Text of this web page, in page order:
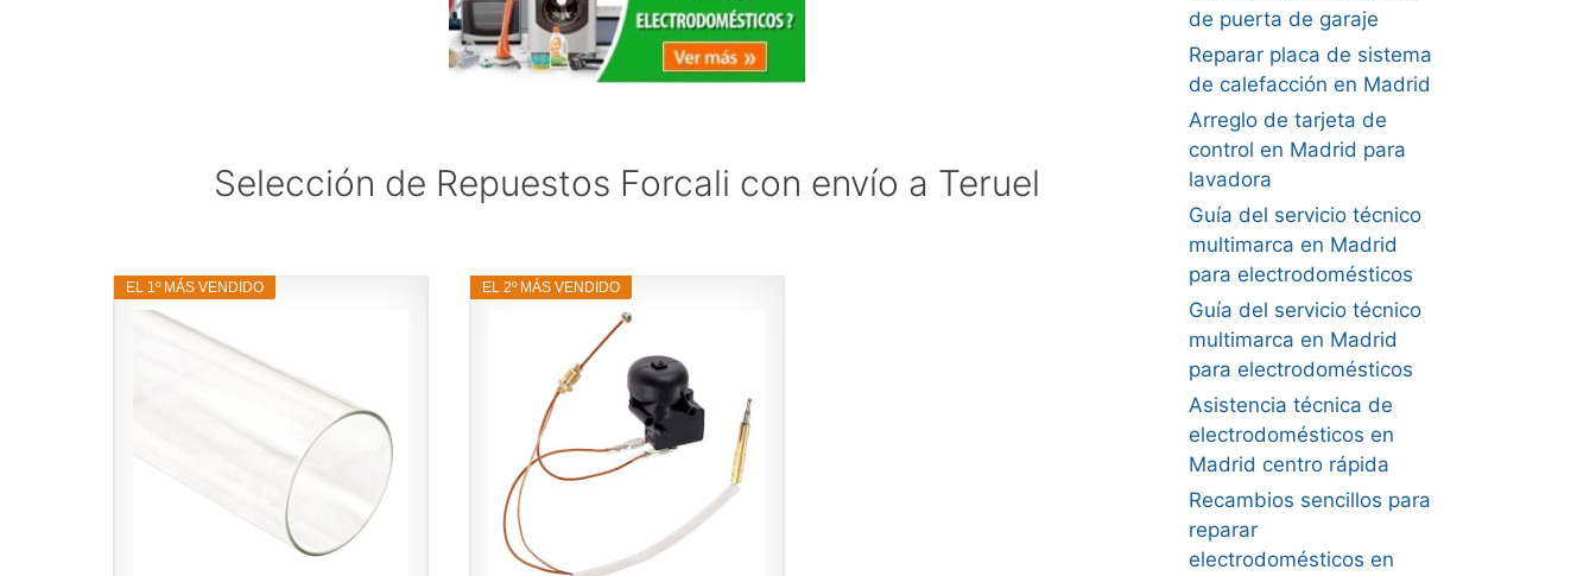
Selección de Repuestos Forcali con envío a Teruel
EL 1º MÁS VENDIDO EL 2º MÁS VENDIDO
de puerta de garaje
Reparar placa de sistema
de calefacción en Madrid
Arreglo de tarjeta de
control en Madrid para
lavadora
Guía del servicio técnico
multimarca en Madrid
para electrodomésticos
Guía del servicio técnico
multimarca en Madrid
para electrodomésticos
Asistencia técnica de
electrodomésticos en
Madrid centro rápida
Recambios sencillos para
reparar
electrodomésticos en